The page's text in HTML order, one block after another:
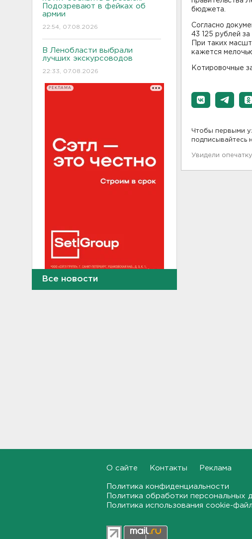
Подозревают в фейках об
армии
22:54, 07.08.2026
В Ленобласти выбрали
лучших экскурсоводов
22:33, 07.08.2026
РЕКЛАМА
цифровыми сервисами в МАХ
Тройняшек выписали из
перинатального центра
Все новости
бюджета.
Согласно
43 125 рублей
При таких
кажется
Котировочные
Чтобы первыми
подписывайтесь
Увидели
О сайте Контакты Реклама
Политика конфиденциальности
Политика обработки персональных
Политика использования cookie-